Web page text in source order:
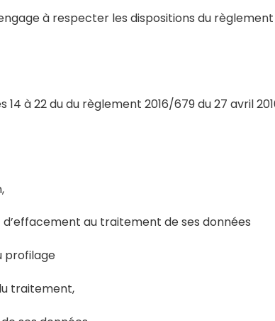
à respecter les dispositions du
14 à 22 du du règlement 2016/679 du 27 avril
d’effacement au traitement de ses données
profilage
traitement,